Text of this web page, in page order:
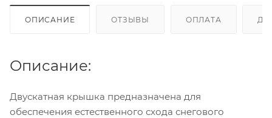
ОПИСАНИЕ ОТЗЫВЫ ОПЛАТА
Описание:
Двускатная крышка предназначена для
обеспечения естественного схода снегового